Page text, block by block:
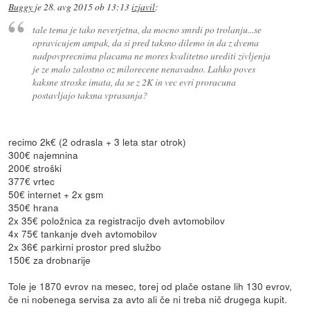
Buggy je28. avg 2015 ob 13:13izjavil:
tale tema je tako neverjetna, da mocno smrdi po trolanju...se
opravicujem ampak, da si pred taksno dilemo in da z dvema
nadpovprecnima placama ne mores kvalitetno urediti zivljenja
je ze malo zalostno oz milorecene nenavadno. Lahko poves
kaksne stroske imata, da se z 2K in vec evri proracuna
postavljajo taksna vprasanja?
recimo 2k€ (2 odrasla + 3 leta star otrok)
300€ najemnina
200€ stroški
377€ vrtec
50€ internet + 2x gsm
350€ hrana
2x 35€ položnica za registracijo dveh avtomobilov
4x 75€ tankanje dveh avtomobilov
2x 36€ parkirni prostor pred službo
150€ za drobnarije
Tole je 1870 evrov na mesec, torej od plače ostane lih 130 evrov,
če ni nobenega servisa za avto ali če ni treba nič drugega kupit.